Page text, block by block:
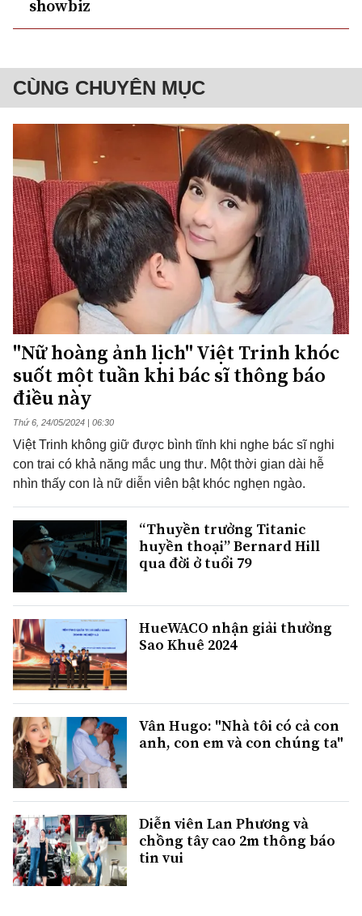
showbiz
CÙNG CHUYÊN MỤC
"Nữ hoàng ảnh lịch" Việt Trinh khóc
suốt một tuần khi bác sĩ thông báo
điều này
Thứ 6, 24/05/2024 | 06:30
Việt Trinh không giữ được bình tĩnh khi nghe bác sĩ nghi
con trai có khả năng mắc ung thư. Một thời gian dài hễ
nhìn thấy con là nữ diễn viên bật khóc nghẹn ngào.
“Thuyền trưởng Titanic
huyền thoại” Bernard Hill
qua đời ở tuổi 79
HueWACO nhận giải thưởng
Sao Khuê 2024
Vân Hugo: "Nhà tôi có cả con
anh, con em và con chúng ta"
Diễn viên Lan Phương và
chồng tây cao 2m thông báo
tin vui